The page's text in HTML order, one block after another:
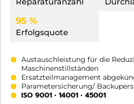
95 %
Erfolgsquote
Austauschleistung für die
Maschinenstillständen
Ersatzteilmanagement
Parametersicherung/
ISO 9001 • 14001 • 45001